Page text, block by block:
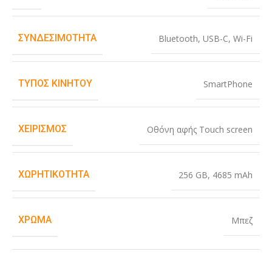
ΣΥΝΔΕΣΙΜΌΤΗΤΑ Bluetooth, USB-C, Wi-Fi
ΤΎΠΟΣ ΚΙΝΗΤΟΎ SmartPhone
ΧΕΙΡΙΣΜΌΣ Οθόνη αφής Touch screen
ΧΩΡΗΤΙΚΌΤΗΤΑ 256 GB, 4685 mAh
ΧΡΏΜΑ Μπεζ